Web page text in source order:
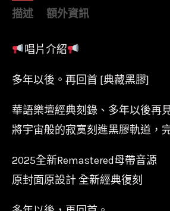
描述 額外資訊
唱片介紹
多年以後。再回首 [典藏黑膠]
華語樂壇經典刻錄、多年以後再
將宇宙般的寂寞刻進黑膠軌道，
2025全新Remastered母帶音源
原封面原設計 全新經典復刻